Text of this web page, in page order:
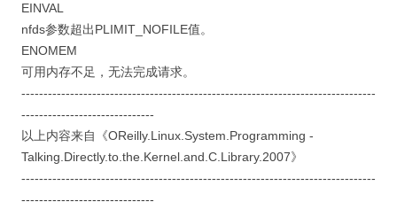
EINVAL
nfds参数超出PLIMIT_NOFILE值。
ENOMEM
可用内存不足，无法完成请求。
--------------------------------------------------------------------------------
------------------------------
以上内容来自《OReilly.Linux.System.Programming -
Talking.Directly.to.the.Kernel.and.C.Library.2007》
--------------------------------------------------------------------------------
------------------------------